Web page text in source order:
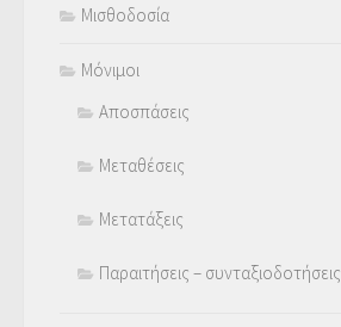
Μισθοδοσία
Μόνιμοι
Αποσπάσεις
Μεταθέσεις
Μετατάξεις
Παραιτήσεις – συνταξιοδοτήσεις